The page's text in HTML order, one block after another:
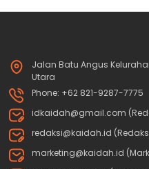
Jalan Batu Angus
Utara
Phone: +62 821-9287-7775
idkaidah@gmail.com
redaksi@kaidah.id
marketing@kaidah.id